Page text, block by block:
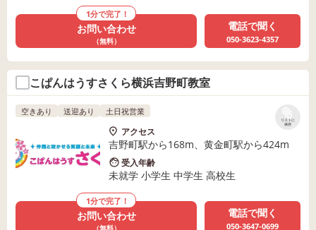
1分で完了！
お問い合わせ
（無料）
電話で聞く
050-3623-4357
こぱんはうすさくら横浜吉野町教室
リストに
保存
空きあり 送迎あり 土日祝営業
アクセス
吉野町駅から168m、黄金町駅から424m
受入年齢
未就学 小学生 中学生 高校生
1分で完了！
お問い合わせ 電話で聞く
050-3647-0699